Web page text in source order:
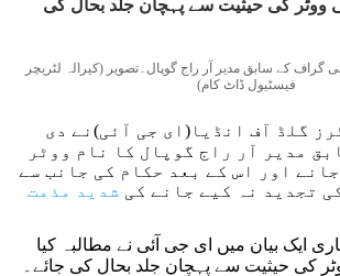
ووٹر کی حیثیت سے پہچان جلد بحال کی
گراف کے سابق مدیر آر راج گوپال۔تصویر (کیرالہ لٹریچر
فیسٹیول ڈاٹ کام)
گلڈ آف انڈیا(ای جی آئی)نے دی
مدیر آر راج گوپال کا نام ووٹر
اور اس کے بعد حکام کی جانب سے
تجدید نہ کیے جانے کی شدید مذمت
کو جاری ایک بیان میں ای جی آئی نے مطالبہ کیا
کی حیثیت سے پہچان جلد بحال کی جائے۔